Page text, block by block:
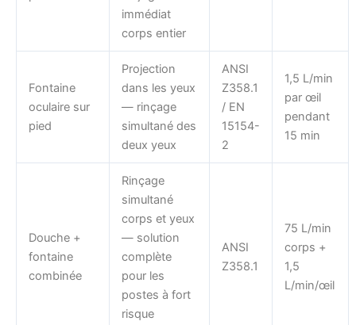
immédiat
corps entier
Fontaine
oculaire sur
pied
Projection
dans les yeux
— rinçage
simultané des
deux yeux
ANSI
Z358.1
/ EN
15154-
2
1,5 L/min
par œil
pendant
15 min
Douche +
fontaine
combinée
Rinçage
simultané
corps et yeux
— solution
complète
pour les
postes à fort
risque
ANSI
Z358.1
75 L/min
corps +
1,5
L/min/œil